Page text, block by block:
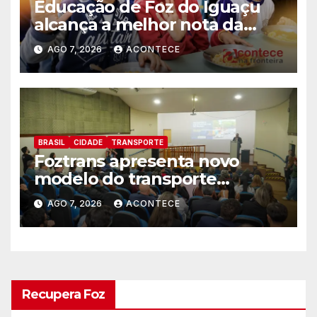
Educação de Foz do Iguaçu
alcança a melhor nota da
história no IDEB
AGO 7, 2026 ACONTECE
BRASIL CIDADE TRANSPORTE
Foztrans apresenta novo
modelo do transporte
coletivo em audiência pública
e avança para um sistema
mais moderno e eficiente
AGO 7, 2026 ACONTECE
Recupera Foz